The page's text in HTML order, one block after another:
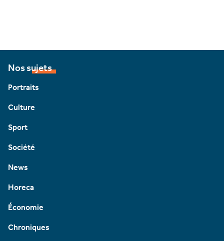
Nos sujets
Portraits
Culture
Sport
Société
News
Horeca
Économie
Chroniques